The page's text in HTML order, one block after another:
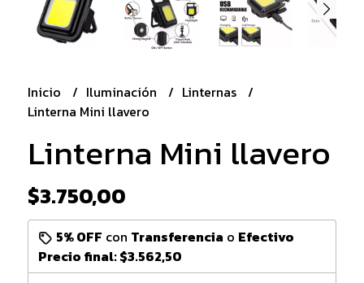
Inicio Iluminación
Linternas
Linterna Mini llavero
Linterna Mini llavero
$3.750,00
5% OFF con Transferencia o Efectivo
Precio final:$3.562,50